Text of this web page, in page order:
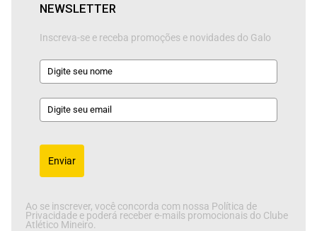
NEWSLETTER
Inscreva-se e receba promoções e novidades do Galo
Enviar
Ao se inscrever, você concorda com nossa Política de
Privacidade e poderá receber e-mails promocionais do Clube
Atlético Mineiro.